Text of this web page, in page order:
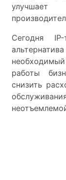
улучшает
Сегодня
работы
снизить